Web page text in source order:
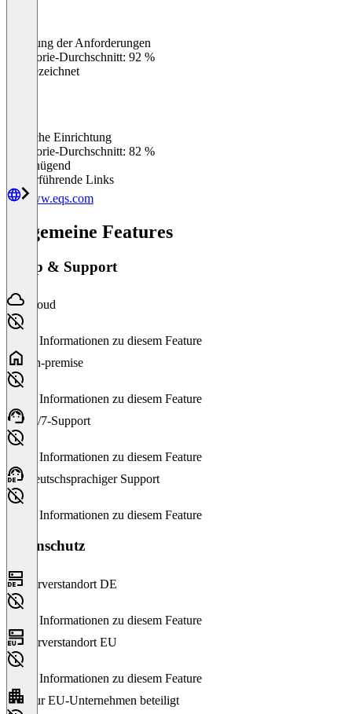
Erfüllung der Anforderungen
Kategorie-Durchschnitt: 92 %
Ausgezeichnet
Einfache Einrichtung
Kategorie-Durchschnitt: 82 %
Ungenügend
Weiterführende Links
www.eqs.com
Allgemeine Features
Setup & Support
Cloud
Keine Informationen zu diesem Feature
On-premise
Keine Informationen zu diesem Feature
24/7-Support
Keine Informationen zu diesem Feature
Deutschsprachiger Support
Keine Informationen zu diesem Feature
Datenschutz
Serverstandort DE
Keine Informationen zu diesem Feature
Serverstandort EU
Keine Informationen zu diesem Feature
Nur EU-Unternehmen beteiligt